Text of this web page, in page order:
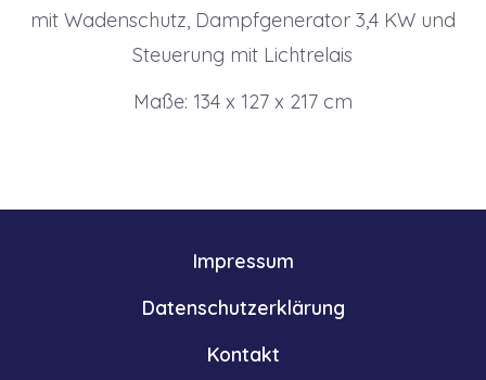
mit Wadenschutz, Dampfgenerator 3,4 KW und
Steuerung mit Lichtrelais
Maße: 134 x 127 x 217 cm
Impressum
Datenschutzerklärung
Kontakt